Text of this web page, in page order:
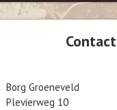
Contact
Borg Groeneveld
Plevierweg 10